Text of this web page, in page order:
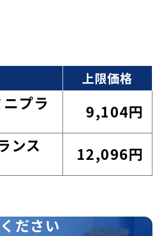
上限価格
プラ
9,104円
ンス
12,096円
ださい